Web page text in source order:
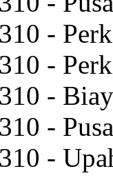
-
-
-
-
-